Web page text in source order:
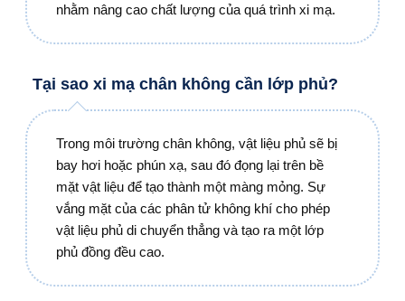
nhằm nâng cao chất lượng của quá trình xi mạ.
Tại sao xi mạ chân không cần lớp phủ?
Trong môi trường chân không, vật liệu phủ sẽ bị
bay hơi hoặc phún xạ, sau đó đọng lại trên bề
mặt vật liệu để tạo thành một màng mỏng. Sự
vắng mặt của các phân tử không khí cho phép
vật liệu phủ di chuyển thẳng và tạo ra một lớp
phủ đồng đều cao.